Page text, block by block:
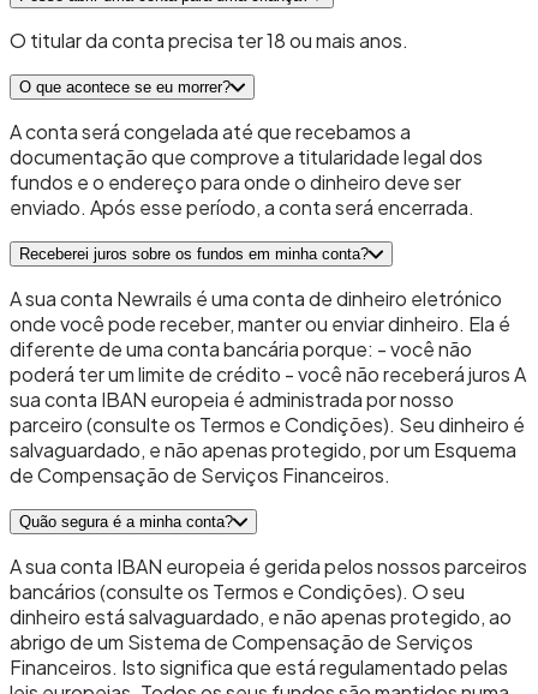
O titular da conta precisa ter 18 ou mais anos.
O que acontece se eu morrer?
A conta será congelada até que recebamos a
documentação que comprove a titularidade legal dos
fundos e o endereço para onde o dinheiro deve ser
enviado. Após esse período, a conta será encerrada.
Receberei juros sobre os fundos em minha conta?
A sua conta Newrails é uma conta de dinheiro eletrónico
onde você pode receber, manter ou enviar dinheiro. Ela é
diferente de uma conta bancária porque: - você não
poderá ter um limite de crédito - você não receberá juros A
sua conta IBAN europeia é administrada por nosso
parceiro (consulte os Termos e Condições). Seu dinheiro é
salvaguardado, e não apenas protegido, por um Esquema
de Compensação de Serviços Financeiros.
Quão segura é a minha conta?
A sua conta IBAN europeia é gerida pelos nossos parceiros
bancários (consulte os Termos e Condições). O seu
dinheiro está salvaguardado, e não apenas protegido, ao
abrigo de um Sistema de Compensação de Serviços
Financeiros. Isto significa que está regulamentado pelas